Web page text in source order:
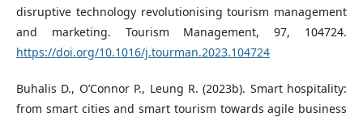
disruptive technology revolutionising tourism management
and marketing. Tourism Management, 97, 104724.
https://doi.org/10.1016/j.tourman.2023.104724
Buhalis D., O’Connor P., Leung R. (2023b). Smart hospitality:
from smart cities and smart tourism towards agile business